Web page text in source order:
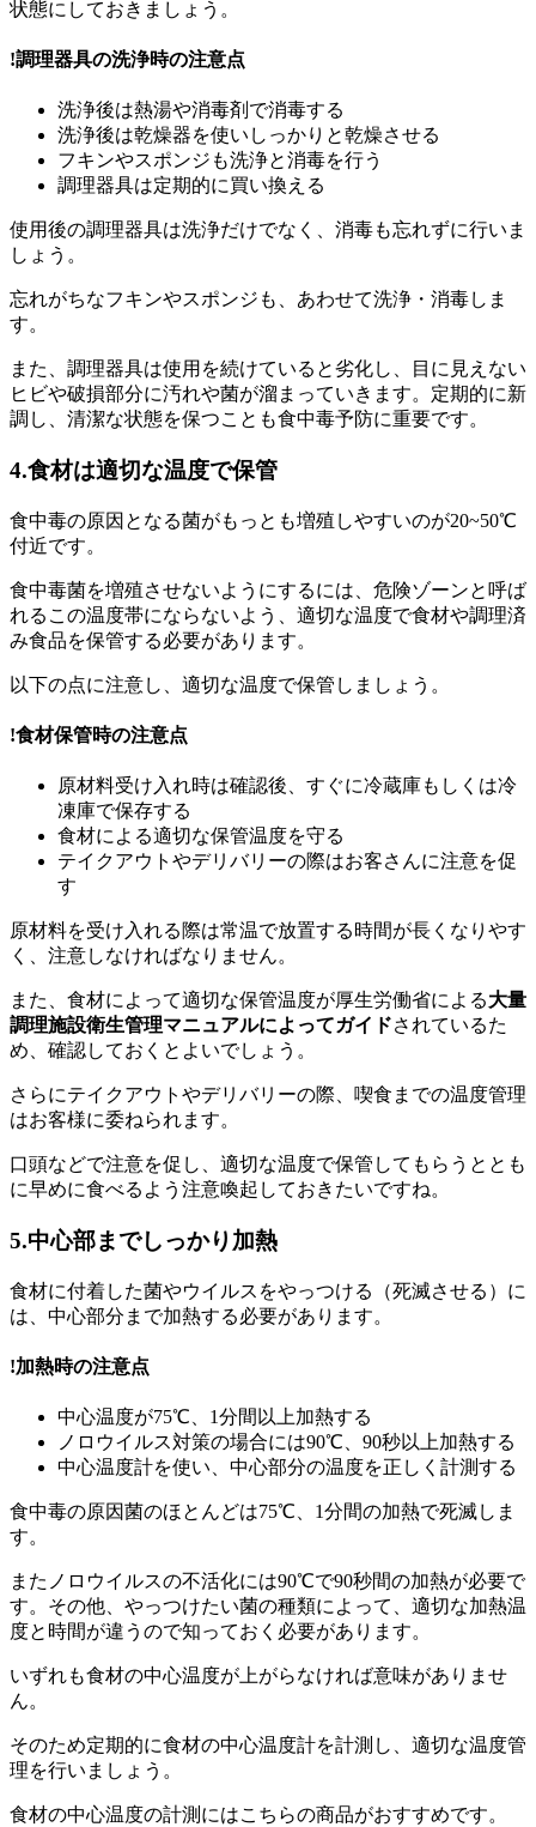
状態にしておきましょう。
!調理器具の洗浄時の注意点
洗浄後は熱湯や消毒剤で消毒する
洗浄後は乾燥器を使いしっかりと乾燥させる
フキンやスポンジも洗浄と消毒を行う
調理器具は定期的に買い換える
使用後の調理器具は洗浄だけでなく、消毒も忘れずに行いま
しょう。
忘れがちなフキンやスポンジも、あわせて洗浄・消毒しま
す。
また、調理器具は使用を続けていると劣化し、目に見えない
ヒビや破損部分に汚れや菌が溜まっていきます。定期的に新
調し、清潔な状態を保つことも食中毒予防に重要です。
4.食材は適切な温度で保管
食中毒の原因となる菌がもっとも増殖しやすいのが20~50℃
付近です。
食中毒菌を増殖させないようにするには、危険ゾーンと呼ば
れるこの温度帯にならないよう、適切な温度で食材や調理済
み食品を保管する必要があります。
以下の点に注意し、適切な温度で保管しましょう。
!食材保管時の注意点
原材料受け入れ時は確認後、すぐに冷蔵庫もしくは冷
凍庫で保存する
食材による適切な保管温度を守る
テイクアウトやデリバリーの際はお客さんに注意を促
す
原材料を受け入れる際は常温で放置する時間が長くなりやす
く、注意しなければなりません。
また、食材によって適切な保管温度が厚生労働省による大量
調理施設衛生管理マニュアルによってガイドされているた
め、確認しておくとよいでしょう。
さらにテイクアウトやデリバリーの際、喫食までの温度管理
はお客様に委ねられます。
口頭などで注意を促し、 適切な温度で保管してもらうととも
に早めに食べるよう注意喚起 しておきたいですね。
5.中心部までしっかり加熱
食材に付着した菌やウイルスをやっつける（死滅させる）に
は、中心部分まで加熱する必要があります。
!加熱時の注意点
中心温度が75℃、1分間以上加熱する
ノロウイルス対策の場合には90℃、90秒以上加熱する
中心温度計を使い、中心部分の温度を正しく計測する
食中毒の原因菌のほとんどは75℃、1分間の加熱で死滅しま
す。
また ノロウイルスの不活化には90℃で90秒間の加熱が必要で
す。その他、やっつけたい菌の種類によって、適切な加熱温
度と時間が違うので知っておく必要があります。
いずれも食材の中心温度が上がらなければ意味がありませ
ん。
そのため定期的に食材の中心温度計を計測し、適切な温度管
理を行いましょう。
食材の中心温度の計測にはこちらの商品がおすすめです。